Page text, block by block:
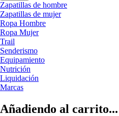
Zapatillas de hombre
Zapatillas de mujer
Ropa Hombre
Ropa Mujer
Trail
Senderismo
Equipamiento
Nutrición
Liquidación
Marcas
Añadiendo al carrito...